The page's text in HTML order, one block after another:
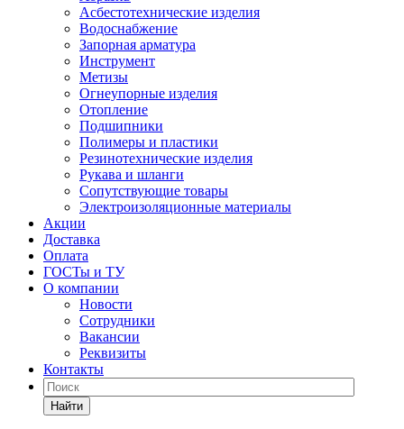
Асбестотехнические изделия
Водоснабжение
Запорная арматура
Инструмент
Метизы
Огнеупорные изделия
Отопление
Подшипники
Полимеры и пластики
Резинотехнические изделия
Рукава и шланги
Сопутствующие товары
Электроизоляционные материалы
Акции
Доставка
Оплата
ГОСТы и ТУ
О компании
Новости
Сотрудники
Вакансии
Реквизиты
Контакты
Найти